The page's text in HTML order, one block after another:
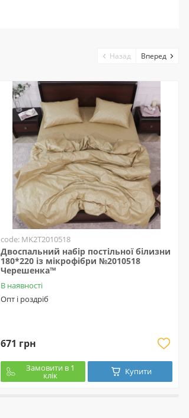
code: MK2T2010518
Двоспальний набір постільної білизни
180*220 із мікрофібри №2010518
Черешенка™
В наявності
Опт і роздріб
671 грн
Замовити в 1
клік Купити
Назад Вперед